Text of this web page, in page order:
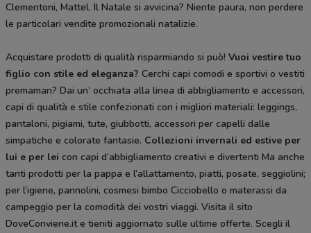
Clementoni, Mattel. Il Natale si avvicina? Niente paura, non perdere
le particolari vendite promozionali natalizie.
Acquistare prodotti di qualità risparmiando si può! Vuoi vestire tuo
figlio con stile ed eleganza? Cerchi capi comodi e sportivi o vestiti
premaman? Dai un’ occhiata alla linea di abbigliamento e accessori,
capi di qualità e stile confezionati con i migliori materiali: leggings,
pantaloni, pigiami, tute, giubbotti, accessori per capelli dalle
simpatiche e colorate fantasie. Collezioni invernali ed estive per
lui e per lei con capi d’abbigliamento creativi e divertenti Ma anche
tanti prodotti per la pappa e l’allattamento, piatti, posate, seggiolini;
per l’igiene, pannolini, cosmesi bimbo Cicciobello o materassi da
campeggio per la comodità dei vostri viaggi. Visita il sito
DoveConviene.it e tieniti aggiornato sulle ultime offerte. Scegli il